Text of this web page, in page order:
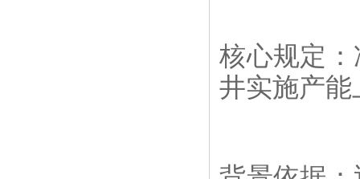
核心规定
井实施产